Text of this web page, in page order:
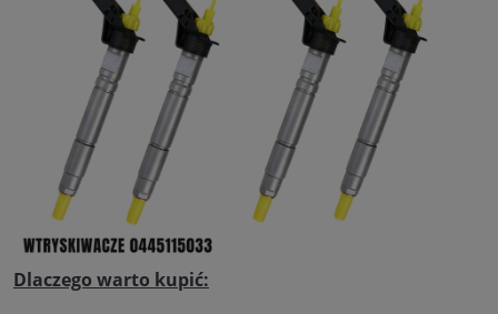
Dlaczego warto kupić: